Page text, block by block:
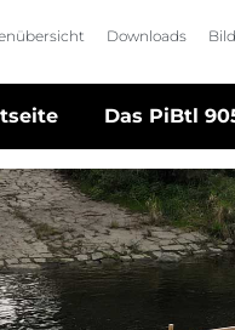
Downloads
Das PiBtl